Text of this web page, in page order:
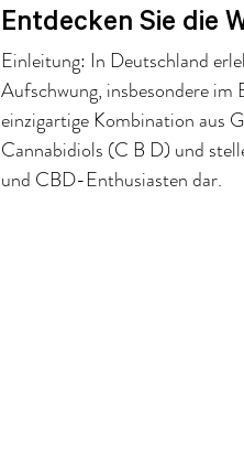
Entdecken Sie die
Einleitung: In Deutschland
Aufschwung, insbesondere
einzigartige Kombination aus
Cannabidiols (C B D) und
und CBD-Enthusiasten dar.